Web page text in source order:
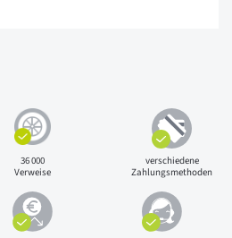
36 000
Verweise
verschiedene
Zahlungsmethoden